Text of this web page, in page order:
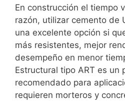
En construcción el tiempo
razón, utilizar cemento de
una excelente opción si
más resistentes, mejor
desempeño en menor
Estructural tipo ART es un
recomendado para
requieren morteros y